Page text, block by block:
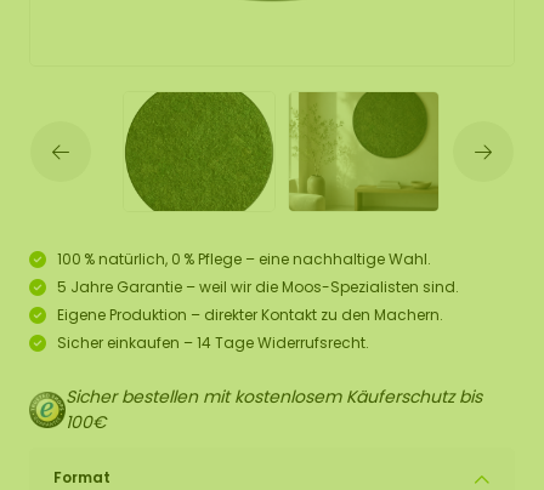
100 % natürlich, 0 % Pflege – eine nachhaltige Wahl.
5 Jahre Garantie – weil wir die Moos-Spezialisten sind.
Eigene Produktion – direkter Kontakt zu den Machern.
Sicher einkaufen – 14 Tage Widerrufsrecht.
Sicher bestellen mit kostenlosem Käuferschutz bis
100€
Format